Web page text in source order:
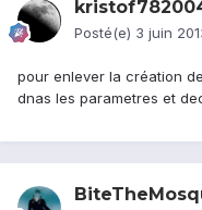
Posté(e) 3 juin
pour enlever la création
dnas les parametres et